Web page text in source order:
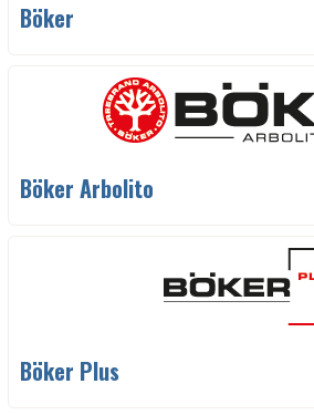
Böker
Böker Arbolito
Böker Plus